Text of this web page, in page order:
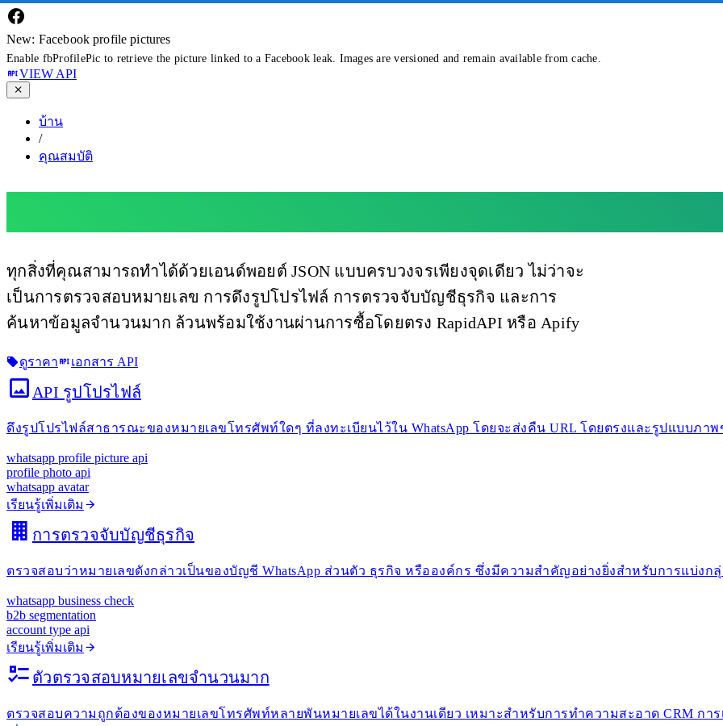
New: Facebook profile pictures
Enable fbProfilePic to retrieve the picture linked to a Facebook leak. Images are versioned and remain available from cache.
VIEW API
บ้าน
/
คุณสมบัติ
ทุกสิ่งที่คุณสามารถทำได้ด้วยเอนด์พอยต์ JSON แบบครบวงจรเพียงจุดเดียว ไม่ว่าจะ
เป็นการตรวจสอบหมายเลข การดึงรูปโปรไฟล์ การตรวจจับบัญชีธุรกิจ และการ
ค้นหาข้อมูลจำนวนมาก ล้วนพร้อมใช้งานผ่านการซื้อโดยตรง RapidAPI หรือ Apify
ดูราคา เอกสาร API
API รูปโปรไฟล์
ดึงรูปโปรไฟล์สาธารณะของหมายเลขโทรศัพท์ใดๆ ที่ลงทะเบียนไว้ใน WhatsApp โดยจะส่งคืน URL โดยตรงและรูปแบบภา
whatsapp profile picture api
profile photo api
whatsapp avatar
เรียนรู้เพิ่มเติม
การตรวจจับบัญชีธุรกิจ
ตรวจสอบว่าหมายเลขดังกล่าวเป็นของบัญชี WhatsApp ส่วนตัว ธุรกิจ หรือองค์กร ซึ่งมีความสำคัญอย่างยิ่งสำหรับการแบ่ง
whatsapp business check
b2b segmentation
account type api
เรียนรู้เพิ่มเติม
ตัวตรวจสอบหมายเลขจำนวนมาก
ตรวจสอบความถูกต้องของหมายเลขโทรศัพท์หลายพันหมายเลขได้ในงานเดียว เหมาะสำหรับการทำความสะอาด CRM